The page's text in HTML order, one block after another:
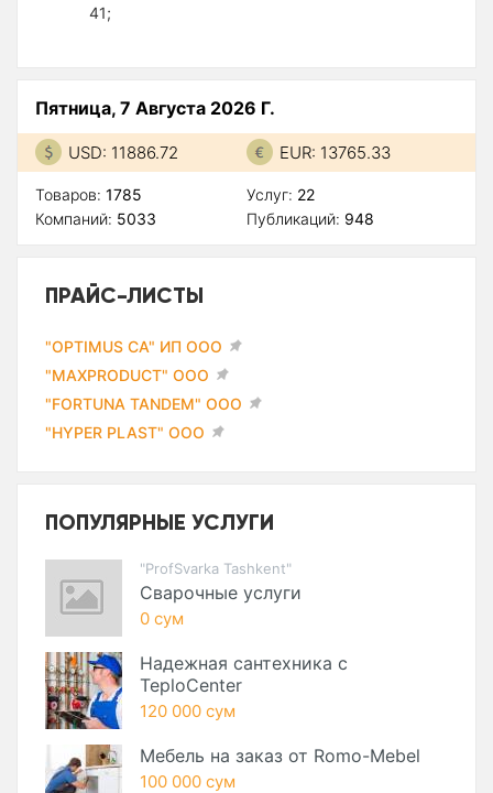
41;
Пятница, 7 Августа 2026 Г.
USD: 11886.72 EUR: 13765.33
Товаров: 1785
Компаний: 5033
Услуг: 22
Публикаций: 948
ПРАЙС-ЛИСТЫ
"OPTIMUS CA" ИП ООО
"MAXPRODUCT" ООО
"FORTUNA TANDEM" ООО
"HYPER PLAST" ООО
ПОПУЛЯРНЫЕ УСЛУГИ
"ProfSvarka Tashkent"
Сварочные услуги
0 сум
Надежная сантехника с
TeploCenter
120 000 сум
Мебель на заказ от Romo-Mebel
100 000 сум